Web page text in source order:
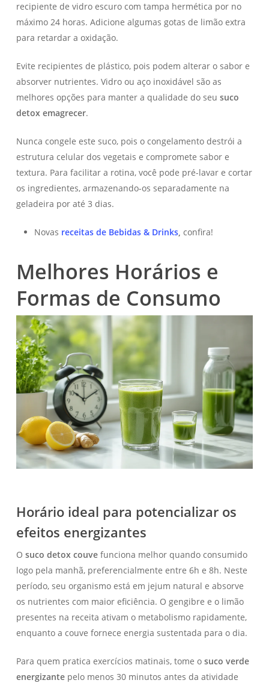
recipiente de vidro escuro com tampa hermética por no
máximo 24 horas. Adicione algumas gotas de limão extra
para retardar a oxidação.
Evite recipientes de plástico, pois podem alterar o sabor e
absorver nutrientes. Vidro ou aço inoxidável são as
melhores opções para manter a qualidade do seu suco
detox emagrecer.
Nunca congele este suco, pois o congelamento destrói a
estrutura celular dos vegetais e compromete sabor e
textura. Para facilitar a rotina, você pode pré-lavar e cortar
os ingredientes, armazenando-os separadamente na
geladeira por até 3 dias.
Novas receitas de Bebidas & Drinks, confira!
Melhores Horários e
Formas de Consumo
Horário ideal para potencializar os
efeitos energizantes
O suco detox couvefunciona melhor quando consumido
logo pela manhã, preferencialmente entre 6h e 8h. Neste
período, seu organismo está em jejum natural e absorve
os nutrientes com maior eficiência. O gengibre e o limão
presentes na receita ativam o metabolismo rapidamente,
enquanto a couve fornece energia sustentada para o dia.
Para quem pratica exercícios matinais, tome o suco verde
energizantepelo menos 30 minutos antes da atividade